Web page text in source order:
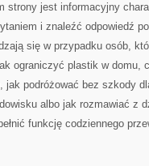
strony jest informacyjny
i znaleźć odpowiedź
się w przypadku osób,
ograniczyć plastik w domu,
jak podróżować bez szkody
albo jak rozmawiać z
funkcję codziennego